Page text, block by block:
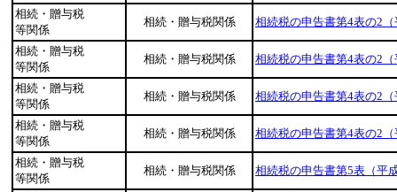
相続・贈与税
等関係
相続・贈与税関係 相続税の申告書第4表の2
相続・贈与税
等関係
相続・贈与税関係 相続税の申告書第4表の2
相続・贈与税
等関係
相続・贈与税関係 相続税の申告書第4表の2
相続・贈与税
等関係
相続・贈与税関係 相続税の申告書第4表の2
相続・贈与税
等関係
相続・贈与税関係 相続税の申告書第5表（平